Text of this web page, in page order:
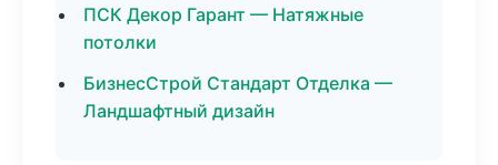
ПСК Декор Гарант — Натяжные
потолки
БизнесСтрой Стандарт Отделка —
Ландшафтный дизайн